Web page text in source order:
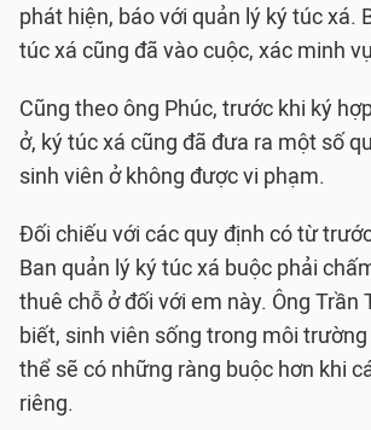
phát hiện, báo với quản lý ký túc xá.
túc xá cũng đã vào cuộc, xác minh
Cũng theo ông Phúc, trước khi ký
ở, ký túc xá cũng đã đưa ra một số
sinh viên ở không được vi phạm.
Đối chiếu với các quy định có từ
Ban quản lý ký túc xá buộc phải
thuê chỗ ở đối với em này. Ông Trần
biết, sinh viên sống trong môi
thể sẽ có những ràng buộc hơn khi
riêng.